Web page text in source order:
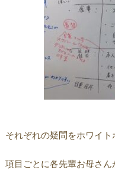
それぞれの疑問をホワイト
項目ごとに各先輩お母さ